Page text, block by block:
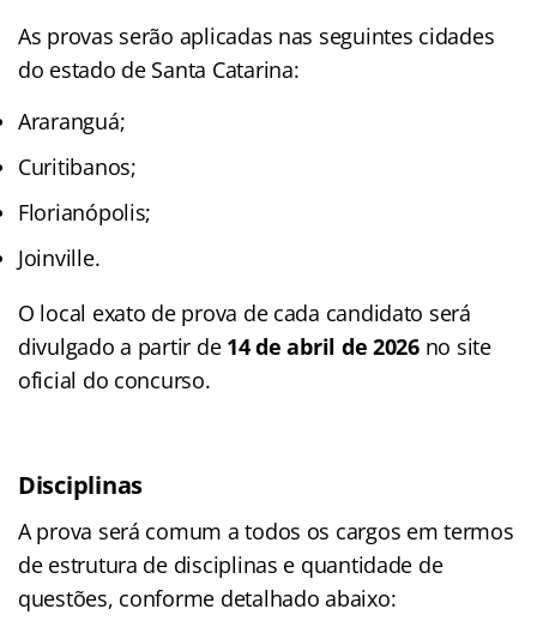
As provas serão aplicadas nas seguintes cidades
do estado de Santa Catarina:
Araranguá;
Curitibanos;
Florianópolis;
Joinville.
O local exato de prova de cada candidato será
divulgado a partir de 14 de abril de 2026no site
oficial do concurso.
Disciplinas
A prova será comum a todos os cargos em termos
de estrutura de disciplinas e quantidade de
questões, conforme detalhado abaixo: